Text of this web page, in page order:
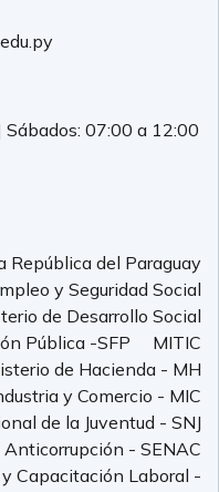
07:00 a 12:00
República del Paraguay
y Seguridad Social
de Desarrollo Social
Pública -SFP
MITIC
de Hacienda - MH
y Comercio - MIC
de la Juventud - SNJ
- SENAC
Capacitación Laboral -